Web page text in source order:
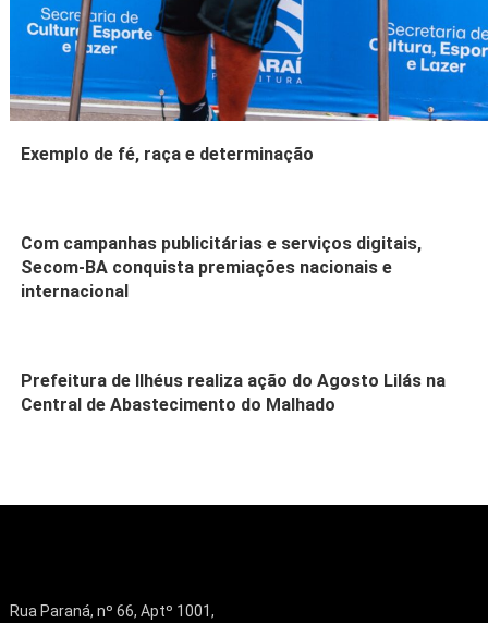
Exemplo de fé, raça e determinação
Com campanhas publicitárias e serviços digitais,
Secom-BA conquista premiações nacionais e
internacional
Prefeitura de Ilhéus realiza ação do Agosto Lilás na
Central de Abastecimento do Malhado
Rua Paraná, nº 66, Aptº 1001,